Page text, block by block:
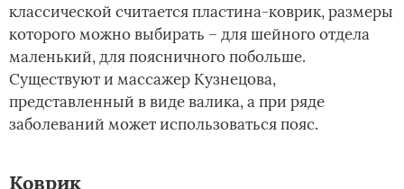
классической считается пластина-коврик, размеры
которого можно выбирать – для шейного отдела
маленький, для поясничного побольше.
Существуют и массажер Кузнецова,
представленный в виде валика, а при ряде
заболеваний может использоваться пояс.
Коврик